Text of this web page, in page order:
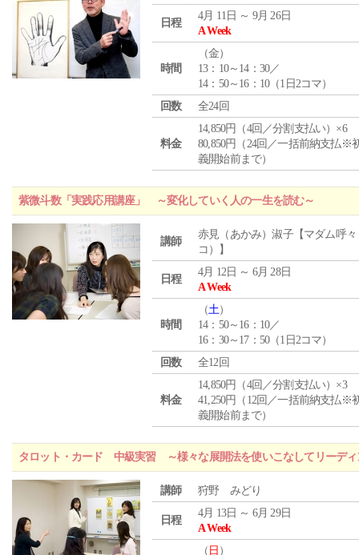
日程
4月 11日 ～ 9月 26日
A Week
時間
（金）
13：10～14：30／
14：50～16：10（1日2コマ）
回数
全24回
料金
14,850円（4回／分割支払い）×6
80,850円（24回／一括前納支払※
義開始前まで）
紫微斗数「実践応用講座」 ～変化していく人の一生を読む～
講師
赤見（あかみ）淑子【マダム呼々
コ）】
日程
4月 12日 ～ 6月 28日
A Week
時間
（土）
14：50～16：10／
16：30～17：50（1日2コマ）
回数
全12回
料金
14,850円（4回／分割支払い）×3
41,250円（12回／一括前納支払※
義開始前まで）
タロット・カード 中級実習 ～様々な展開法を使いこなしてリーディ
講師 狩野 みどり
日程
4月 13日 ～ 6月 29日
A Week
（ 日 ）